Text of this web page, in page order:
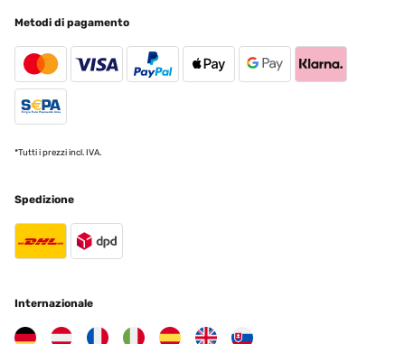
Metodi di pagamento
*Tutti i prezzi incl. IVA.
Spedizione
Internazionale